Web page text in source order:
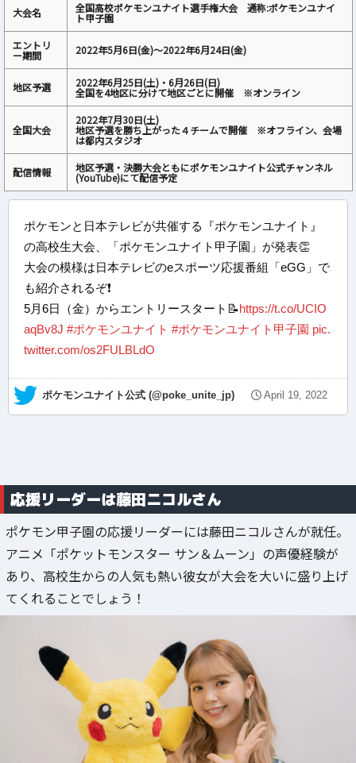
大会名 全国高校ポケモンユナイト選手権大会 通称:ポケモンユナイ
ト甲子園
エントリ
ー期間 2022年5月6日(金)～2022年6月24日(金)
地区予選 2022年6月25日(土)・6月26日(日)
全国を4地区に分けて地区ごとに開催 ※オンライン
全国大会
2022年7月30日(土)
地区予選を勝ち上がった４チームで開催 ※オフライン、会場
は都内スタジオ
配信情報 地区予選・決勝大会ともにポケモンユナイト公式チャンネル
(YouTube)にて配信予定
ポケモンと日本テレビが共催する『ポケモンユナイト』
の高校生大会、「ポケモンユナイト甲子園」が発表👏
大会の模様は日本テレビのeスポーツ応援番組「eGG」で
も紹介されるぞ❗
5月6日（金）からエントリースタート📝https://t.co/UCIO
aqBv8J #ポケモンユナイト #ポケモンユナイト甲子園 pic.
twitter.com/os2FULBLdO
— ポケモンユナイト公式 (@poke_unite_jp) April 19, 2022
応援リーダーは藤田ニコルさん
ポケモン甲子園の応援リーダーには藤田ニコルさんが就任。
アニメ「ポケットモンスター サン＆ムーン」の声優経験が
あり、高校生からの人気も熱い彼女が大会を大いに盛り上げ
てくれることでしょう！